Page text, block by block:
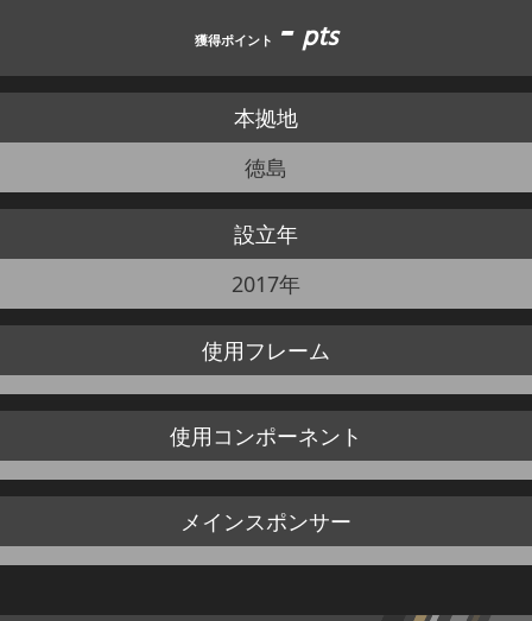
獲得ポイント -pts
本拠地
徳島
設立年
2017年
使用フレーム
使用コンポーネント
メインスポンサー